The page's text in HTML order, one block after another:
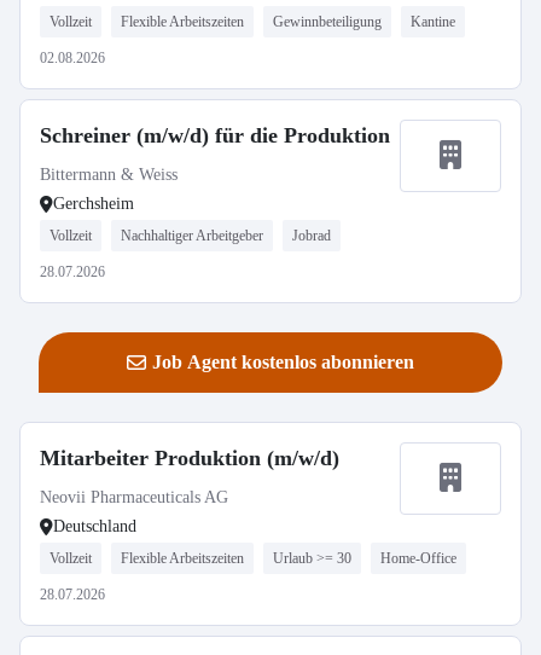
Vollzeit Flexible Arbeitszeiten Gewinnbeteiligung Kantine
02.08.2026
Schreiner (m/w/d) für die Produktion
Bittermann & Weiss
Gerchsheim
Vollzeit Nachhaltiger Arbeitgeber Jobrad
28.07.2026
Job Agent kostenlos abonnieren
Mitarbeiter Produktion (m/w/d)
Neovii Pharmaceuticals AG
Deutschland
Vollzeit Flexible Arbeitszeiten Urlaub >= 30 Home-Office
28.07.2026